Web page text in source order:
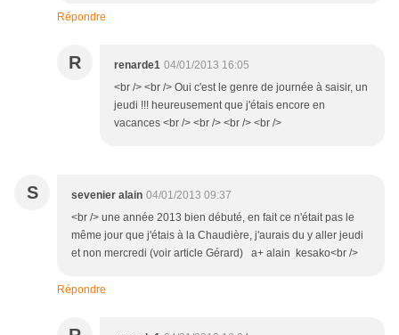
Répondre
R renarde1 04/01/2013 16:05
<br /> <br /> Oui c'est le genre de journée à saisir, un
jeudi !!! heureusement que j'étais encore en
vacances <br /> <br /> <br /> <br />
S sevenier alain 04/01/2013 09:37
<br /> une année 2013 bien débuté, en fait ce n'était pas le
même jour que j'étais à la Chaudière, j'aurais du y aller jeudi
et non mercredi (voir article Gérard) a+ alain kesako<br />
Répondre